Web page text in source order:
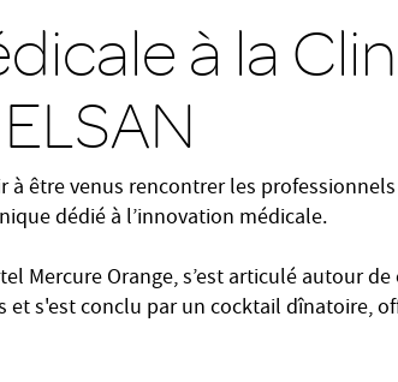
à la
à être venus rencontrer les
dédié à l’innovation médicale.
Mercure Orange, s’est articulé autour
et s'est conclu par un cocktail dînatoire,